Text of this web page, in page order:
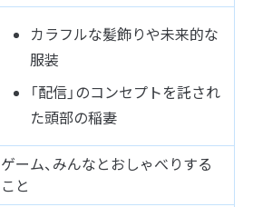
カラフルな髪飾りや未来的な
服装
「配信」のコンセプトを託され
た頭部の稲妻
ゲーム、みんなとおしゃべりする
こと